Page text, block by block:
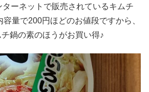
ーネットで販売されているキムチ
量で200円ほどのお値段ですから、
鍋の素のほうがお買い得♪